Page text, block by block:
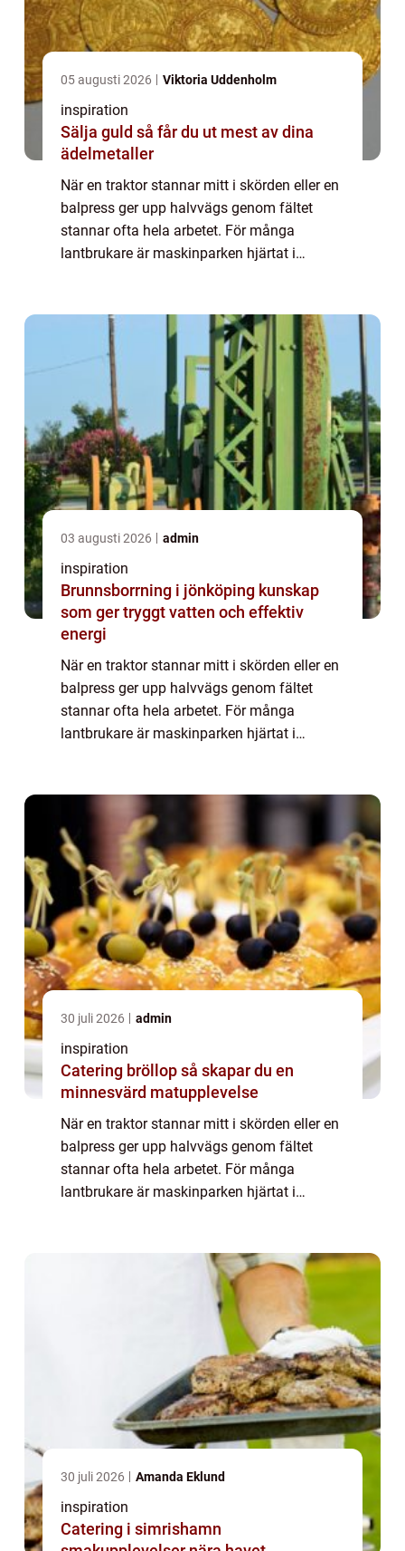
05 augusti 2026 Viktoria Uddenholm
inspiration
Sälja guld så får du ut mest av dina
ädelmetaller
När en traktor stannar mitt i skörden eller en
balpress ger upp halvvägs genom fältet
stannar ofta hela arbetet. För många
lantbrukare är maskinparken hjärtat i
03 augusti 2026 admin
inspiration
Brunnsborrning i jönköping kunskap
som ger tryggt vatten och effektiv
energi
När en traktor stannar mitt i skörden eller en
balpress ger upp halvvägs genom fältet
stannar ofta hela arbetet. För många
lantbrukare är maskinparken hjärtat i
30 juli 2026 admin
inspiration
Catering bröllop så skapar du en
minnesvärd matupplevelse
När en traktor stannar mitt i skörden eller en
balpress ger upp halvvägs genom fältet
stannar ofta hela arbetet. För många
lantbrukare är maskinparken hjärtat i
30 juli 2026 Amanda Eklund
inspiration
Catering i simrishamn